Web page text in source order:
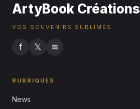
ArtyBook Créations
VOS SOUVENIRS SUBLIMÉS
f 𝕏 ≋
RUBRIQUES
News